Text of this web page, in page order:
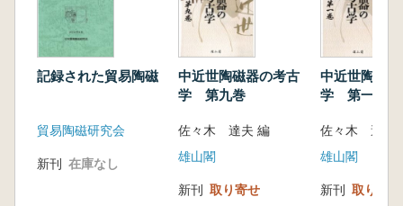
記録された貿易陶磁
貿易陶磁研究会
新刊 在庫なし
中近世陶磁器の考古
学 第九巻
佐々木 達夫 編
雄山閣
新刊 取り寄せ
中近世陶磁
学 第一巻
佐々木 達夫
雄山閣
新刊 取り寄せ